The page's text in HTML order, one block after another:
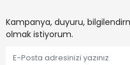
Kampanya, duyuru,
olmak istiyorum.